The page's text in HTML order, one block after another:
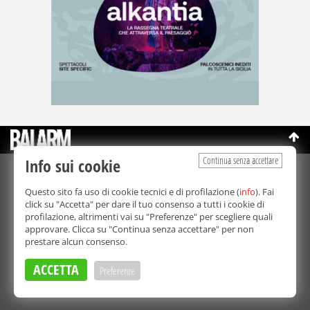
©Copyright 2003-2026
Bmedia Srl
- P.IVA 07064240828
La riproduzione totale o parziale di tutti i contenuti, in qualunque
forma, su qualsiasi supporto è proibita.
Balarm.it è una testata giornalistica registrata. Autorizzazione del
Tribunale di Palermo n° 32 del 21/10/2003
Direttore responsabile:
Continua senza accettare
Info sui cookie
Questo sito fa uso di cookie tecnici e di profilazione (info). Fai
click su "Accetta" per dare il tuo consenso a tutti i cookie di
profilazione, altrimenti vai su "Preferenze" per scegliere quali
approvare. Clicca su "Continua senza accettare" per non
prestare alcun consenso.
ACCETTA Preferenze